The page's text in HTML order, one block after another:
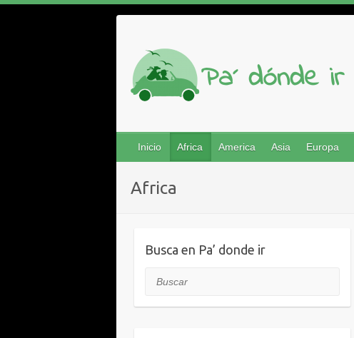
Inicio Africa America Asia Europa
Africa
Busca en Pa’ donde ir
Buscar